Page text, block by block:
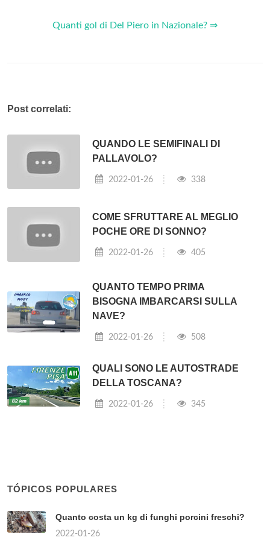
Quanti gol di Del Piero in Nazionale? ⇒
Post correlati:
QUANDO LE SEMIFINALI DI
PALLAVOLO?
2022-01-26 338
COME SFRUTTARE AL MEGLIO
POCHE ORE DI SONNO?
2022-01-26 405
QUANTO TEMPO PRIMA
BISOGNA IMBARCARSI SULLA
NAVE?
2022-01-26 508
QUALI SONO LE AUTOSTRADE
DELLA TOSCANA?
2022-01-26 345
TÓPICOS POPULARES
Quanto costa un kg di funghi porcini freschi?
2022-01-26